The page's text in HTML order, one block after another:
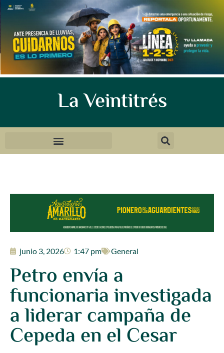
La Veintitrés
junio 3, 2026 1:47 pm General
Petro envía a
funcionaria investigada
a liderar campaña de
Cepeda en el Cesar